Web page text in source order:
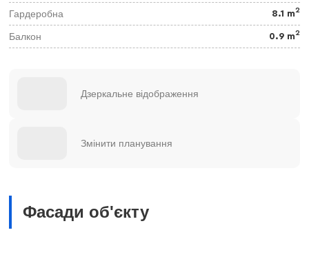
Гардеробна 8.1 m2
Балкон 0.9 m2
Дзеркальне відображення
Змінити планування
Фасади об'єкту